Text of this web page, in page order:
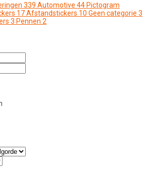
339 Automotive 44 Pictogram
17Afstandstickers 10 Geen categorie 3
3 Pennen 2